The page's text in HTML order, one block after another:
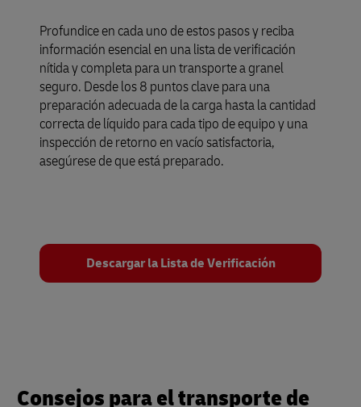
Profundice en cada uno de estos pasos y reciba
información esencial en una lista de verificación
nítida y completa para un transporte a granel
seguro. Desde los 8 puntos clave para una
preparación adecuada de la carga hasta la cantidad
correcta de líquido para cada tipo de equipo y una
inspección de retorno en vacío satisfactoria,
asegúrese de que está preparado.
Descargar la Lista de Verificación
Consejos para el transporte de